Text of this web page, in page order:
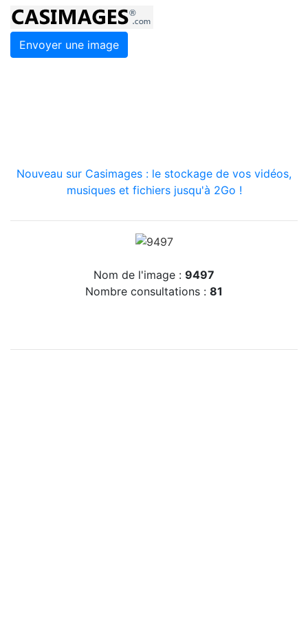
Envoyer une image
Nouveau sur Casimages : le stockage de vos vidéos,
musiques et fichiers jusqu'à 2Go !
Nom de l'image : 9497
Nombre consultations : 81